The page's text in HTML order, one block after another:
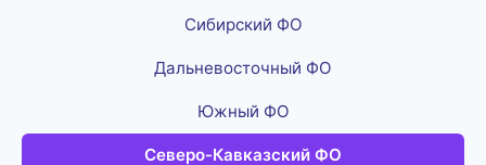
Сибирский ФО
Дальневосточный ФО
Южный ФО
Северо-Кавказский ФО